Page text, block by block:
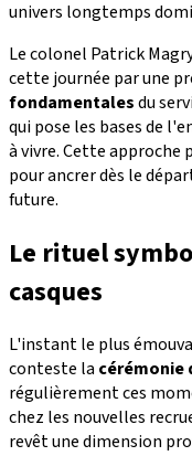
univers longtemps
Le colonel Patrick
cette journée par une
fondamentalesdu
qui pose les bases de
à vivre. Cette approche
pour ancrer dès le
future.
Le rituel
casques
L'instant le plus
conteste la cérémonie
régulièrement ces
chez les nouvelles
revêt une dimension